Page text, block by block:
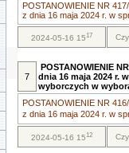
POSTANOWIENIE NR
z dnia 16 maja 2024 r. w
2024-05-16 1517
7
POSTANOWIENIE
dnia 16 maja 2024 r.
wyborczych w
POSTANOWIENIE NR
z dnia 16 maja 2024 r. w
2024-05-16 1512